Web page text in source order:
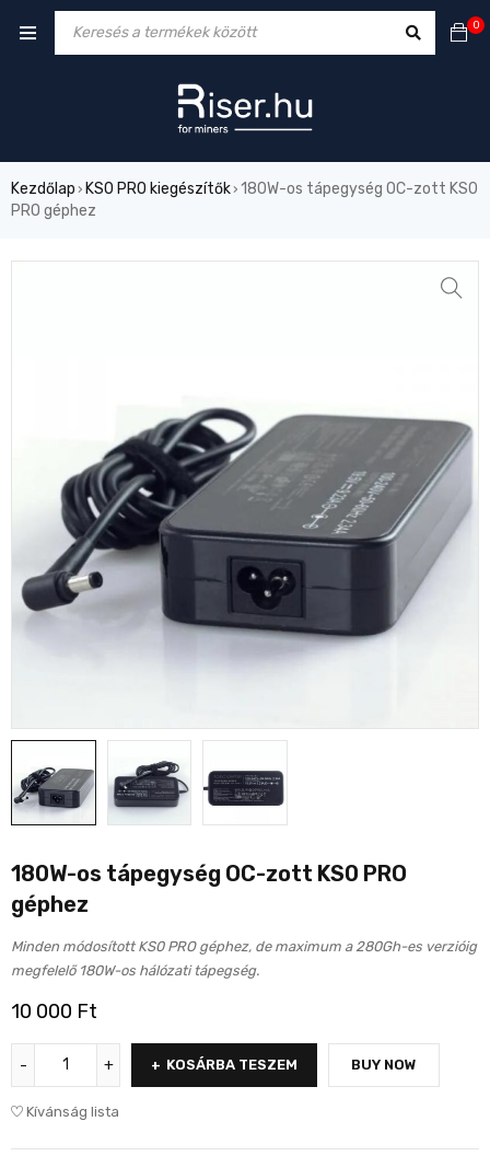
0
Kezdőlap › KS0 PRO kiegészítők› 180W-os tápegység OC-zott KS0
PRO géphez
180W-os tápegység OC-zott KS0 PRO
géphez
Minden módosított KS0 PRO géphez, de maximum a 280Gh-es verzióig
megfelelő 180W-os hálózati tápegség.
10 000 Ft
KOSÁRBA TESZEM BUY NOW
Kívánság lista